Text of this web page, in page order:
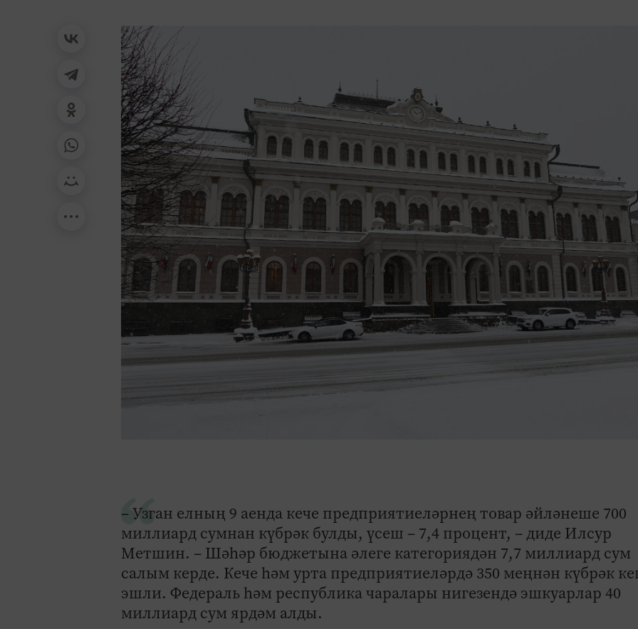
– Узган елның 9 аенда кече предприятиеләрнең товар әйләнеше 700
миллиард сумнан күбрәк булды, үсеш – 7,4 процент, – диде Илсур
Метшин. – Шәһәр бюджетына әлеге категориядән 7,7 миллиард сум
салым керде. Кече һәм урта предприятиеләрдә 350 меңнән күбрәк
эшли. Федераль һәм республика чаралары нигезендә эшкуарлар 40
миллиард сум ярдәм алды.